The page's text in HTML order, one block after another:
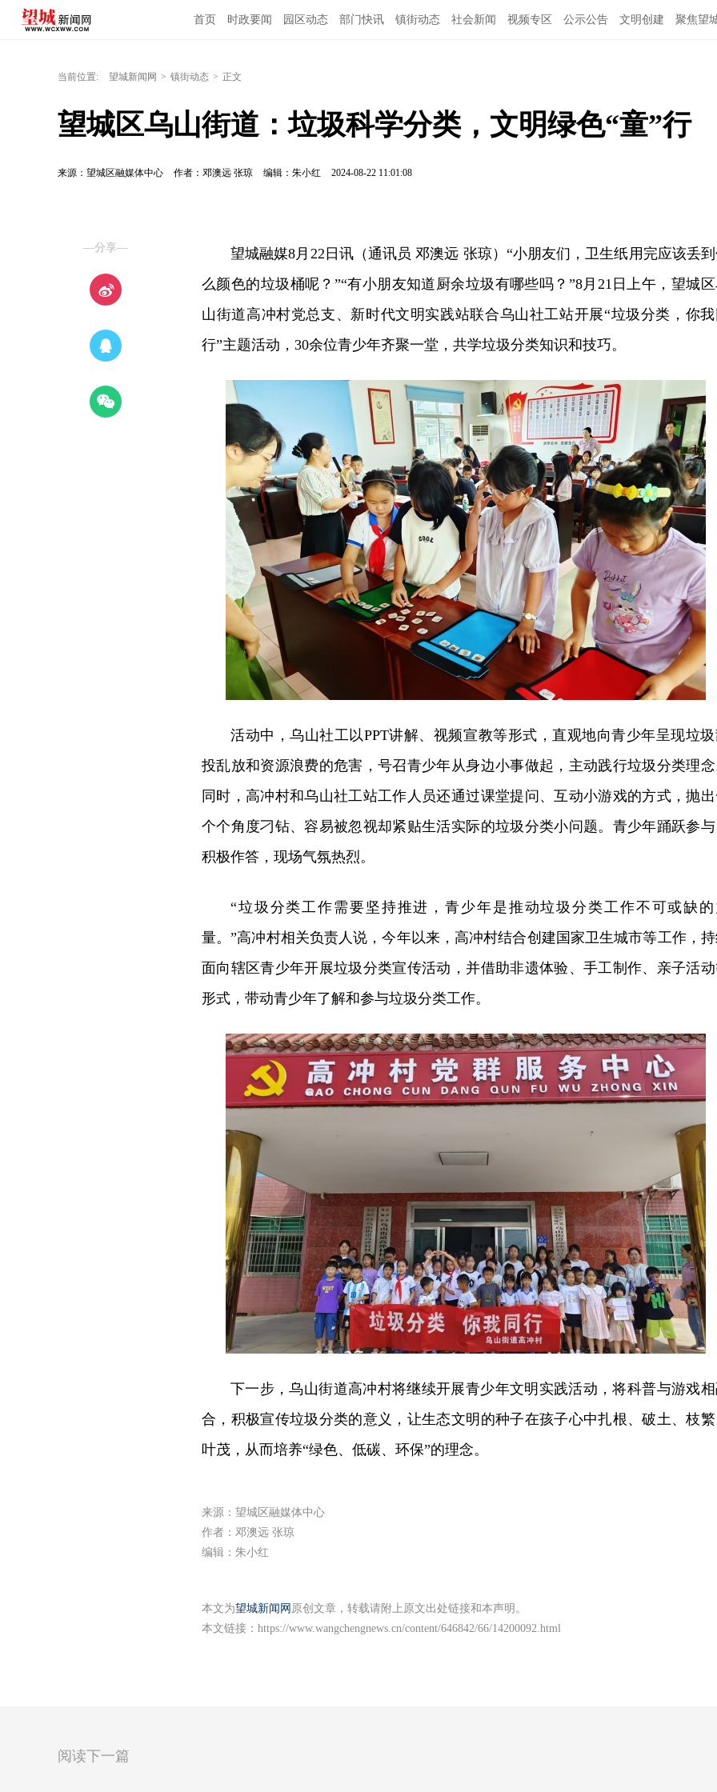
首页 时政要闻 园区动态 部门快讯 镇街动态 社会新闻 视频专区 公示公告 文明创建 聚焦望
当前位置: 望城新闻网 > 镇街动态 > 正文
望城区乌山街道：垃圾科学分类，文明绿色“童”行
来源：望城区融媒体中心 作者：邓澳远 张琼 编辑：朱小红 2024-08-22 11:01:08
—分享—
望城融媒8月22日讯（通讯员 邓澳远 张琼）“小朋友们，卫生纸用完应该丢
么颜色的垃圾桶呢？”“有小朋友知道厨余垃圾有哪些吗？”8月21日上午，望城
山街道高冲村党总支、新时代文明实践站联合乌山社工站开展“垃圾分类，你
行”主题活动，30余位青少年齐聚一堂，共学垃圾分类知识和技巧。
活动中，乌山社工以PPT讲解、视频宣教等形式，直观地向青少年呈现垃
投乱放和资源浪费的危害，号召青少年从身边小事做起，主动践行垃圾分类理
同时，高冲村和乌山社工站工作人员还通过课堂提问、互动小游戏的方式，抛
个个角度刁钻、容易被忽视却紧贴生活实际的垃圾分类小问题。青少年踊跃参
积极作答，现场气氛热烈。
“垃圾分类工作需要坚持推进，青少年是推动垃圾分类工作不可或缺的
量。”高冲村相关负责人说，今年以来，高冲村结合创建国家卫生城市等工作，
面向辖区青少年开展垃圾分类宣传活动，并借助非遗体验、手工制作、亲子活
形式，带动青少年了解和参与垃圾分类工作。
下一步，乌山街道高冲村将继续开展青少年文明实践活动，将科普与游戏
合，积极宣传垃圾分类的意义，让生态文明的种子在孩子心中扎根、破土、枝
叶茂，从而培养“绿色、低碳、环保”的理念。
来源：望城区融媒体中心
作者：邓澳远 张琼
编辑：朱小红
本文为望城新闻网 原创文章，转载请附上原文出处链接和本声明。
本文链接： https://www.wangchengnews.cn/content/646842/66/14200092.html
阅读下一篇